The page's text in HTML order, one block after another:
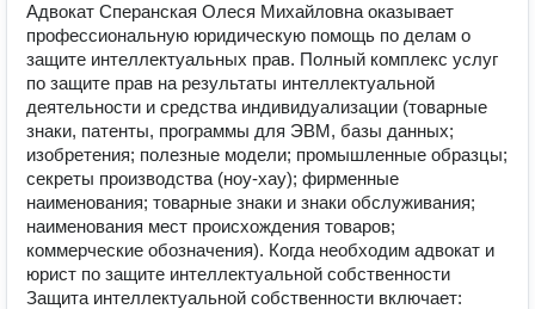
Адвокат Сперанская Олеся Михайловна оказывает
профессиональную юридическую помощь по делам о
защите интеллектуальных прав. Полный комплекс услуг
по защите прав на результаты интеллектуальной
деятельности и средства индивидуализации (товарные
знаки, патенты, программы для ЭВМ, базы данных;
изобретения; полезные модели; промышленные образцы;
секреты производства (ноу-хау); фирменные
наименования; товарные знаки и знаки обслуживания;
наименования мест происхождения товаров;
коммерческие обозначения). Когда необходим адвокат и
юрист по защите интеллектуальной собственности
Защита интеллектуальной собственности включает: